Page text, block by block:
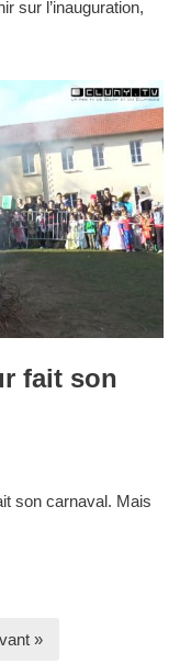
sur l’inauguration,
fait son
son carnaval. Mais
»